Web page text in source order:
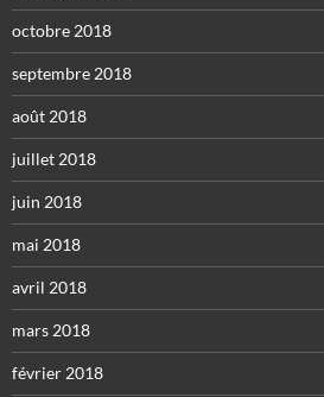
octobre 2018
septembre 2018
août 2018
juillet 2018
juin 2018
mai 2018
avril 2018
mars 2018
février 2018